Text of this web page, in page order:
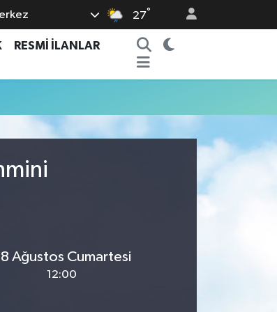
27°
RESMİ İLANLAR
Ağustos Cumartesi
12:00